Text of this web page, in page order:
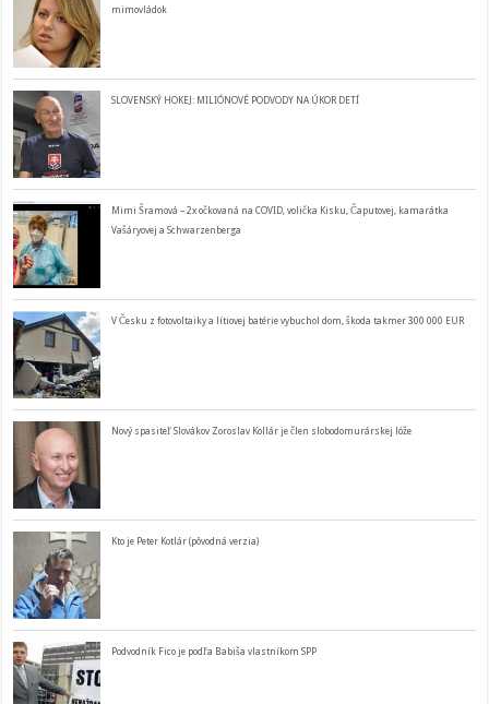
mimovládok
SLOVENSKÝ HOKEJ: MILIÓNOVÉ PODVODY NA ÚKOR DETÍ
Mimi Šramová – 2x očkovaná na COVID, volička Kisku, Čaputovej, kamarátka
Vašáryovej a Schwarzenberga
V Česku z fotovoltaiky a lítiovej batérie vybuchol dom, škoda takmer 300 000 EUR
Nový spasiteľ Slovákov Zoroslav Kollár je člen slobodomurárskej lóže
Kto je Peter Kotlár (pôvodná verzia)
Podvodník Fico je podľa Babiša vlastníkom SPP